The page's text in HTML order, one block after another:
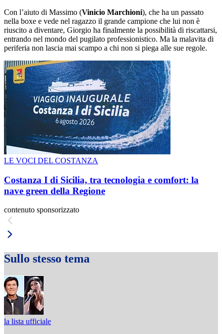
Con l’aiuto di Massimo (Vinicio Marchioni), che ha un passato
nella boxe e vede nel ragazzo il grande campione che lui non è
riuscito a diventare, Giorgio ha finalmente la possibilità di riscattarsi,
entrando nel mondo del pugilato professionistico. Ma la malavita di
periferia non lascia mai scampo a chi non si piega alle sue regole.
LE VOCI DEL COSTANZA
Costanza I di Sicilia, tra tecnologia e comfort: la
nave green della Regione
contenuto sponsorizzato
Sullo stesso tema
la lista ufficiale